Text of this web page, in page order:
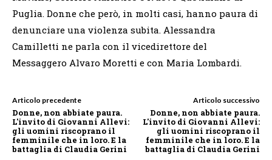
Puglia. Donne che però, in molti casi, hanno paura di
denunciare una violenza subita. Alessandra
Camilletti ne parla con il vicedirettore del
Messaggero Alvaro Moretti e con Maria Lombardi.
Articolo precedente
Donne, non abbiate paura.
L'invito di Giovanni Allevi:
gli uomini riscoprano il
femminile che in loro. E la
battaglia di Claudia Gerini
Articolo successivo
Donne, non abbiate paura.
L'invito di Giovanni Allevi:
gli uomini riscoprano il
femminile che in loro. E la
battaglia di Claudia Gerini